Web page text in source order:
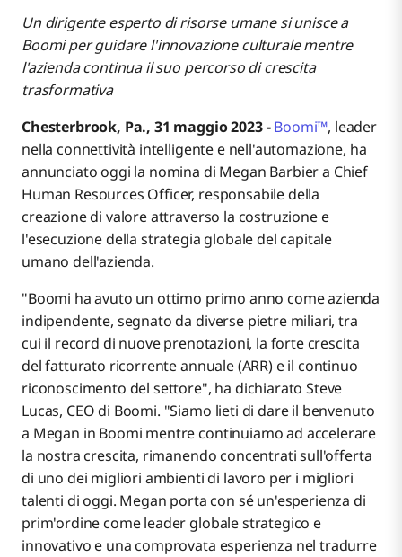
Un dirigente esperto di risorse umane si unisce a
Boomi per guidare l'innovazione culturale mentre
l'azienda continua il suo percorso di crescita
trasformativa
Chesterbrook, Pa., 31 maggio 2023 -Boomi™, leader
nella connettività intelligente e nell'automazione, ha
annunciato oggi la nomina di Megan Barbier a Chief
Human Resources Officer, responsabile della
creazione di valore attraverso la costruzione e
l'esecuzione della strategia globale del capitale
umano dell'azienda.
"Boomi ha avuto un ottimo primo anno come azienda
indipendente, segnato da diverse pietre miliari, tra
cui il record di nuove prenotazioni, la forte crescita
del fatturato ricorrente annuale (ARR) e il continuo
riconoscimento del settore", ha dichiarato Steve
Lucas, CEO di Boomi. "Siamo lieti di dare il benvenuto
a Megan in Boomi mentre continuiamo ad accelerare
la nostra crescita, rimanendo concentrati sull'offerta
di uno dei migliori ambienti di lavoro per i migliori
talenti di oggi. Megan porta con sé un'esperienza di
prim'ordine come leader globale strategico e
innovativo e una comprovata esperienza nel tradurre